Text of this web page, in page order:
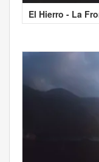
El Hierro - La